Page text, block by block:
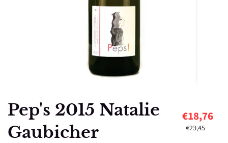
Pep's 2015 Natalie
Gaubicher
€18,76
€23,45